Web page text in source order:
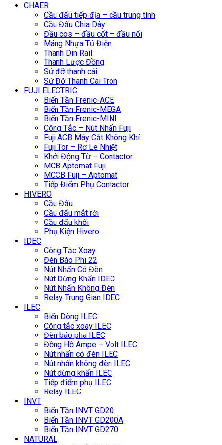
CHAER
Cầu đấu tiếp địa – cầu trung tính
Cầu Đấu Chia Dây
Đầu cos – đầu cốt – đầu nối
Máng Nhựa Tủ Điện
Thanh Din Rail
Thanh Lược Đồng
Sứ đỡ thanh cái
Sứ Đỡ Thanh Cái Tròn
FUJI ELECTRIC
Biến Tần Frenic-ACE
Biến Tần Frenic-MEGA
Biến Tần Frenic-MINI
Công Tắc – Nút Nhấn Fuji
Fuji ACB Máy Cắt Không Khí
Fuji Tor – Rơ Le Nhiệt
Khởi Động Từ – Contactor
MCB Aptomat Fuji
MCCB Fuji – Aptomat
Tiếp Điểm Phụ Contactor
HIVERO
Cầu Đấu
Cầu đấu mắt rời
Cầu đấu khối
Phụ Kiện Hivero
IDEC
Công Tắc Xoay
Đèn Báo Phi 22
Nút Nhấn Có Đèn
Nút Dừng Khẩn IDEC
Nút Nhấn Không Đèn
Relay Trung Gian IDEC
ILEC
Biến Dòng ILEC
Công tắc xoay ILEC
Đèn báo pha ILEC
Đồng Hồ Ampe – Volt ILEC
Nút nhấn có đèn ILEC
Nút nhấn không đèn ILEC
Nút dừng khẩn ILEC
Tiếp điểm phụ ILEC
Relay ILEC
INVT
Biến Tần INVT GD20
Biến Tần INVT GD200A
Biến Tần INVT GD270
NATURAL